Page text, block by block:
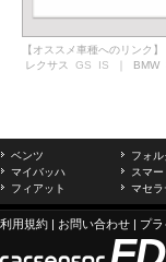
【オススメ車種へのリンク】
レクサス GS IS ｜ BMW
ベンツ フォ
マイバッハ
スマー
フィアット
マセラ
利用規約 | お問い合わせ | プ